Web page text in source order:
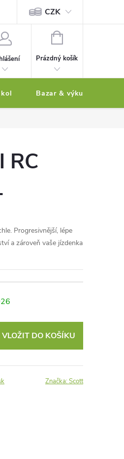
CZK
NÁKUPNÍ
Prázdný košík
Bazar & výkup jízdních
RC
Progresivnější, lépe
a zároveň vaše jízdenka
VLOŽIT DO KOŠÍKU
Značka:Scott